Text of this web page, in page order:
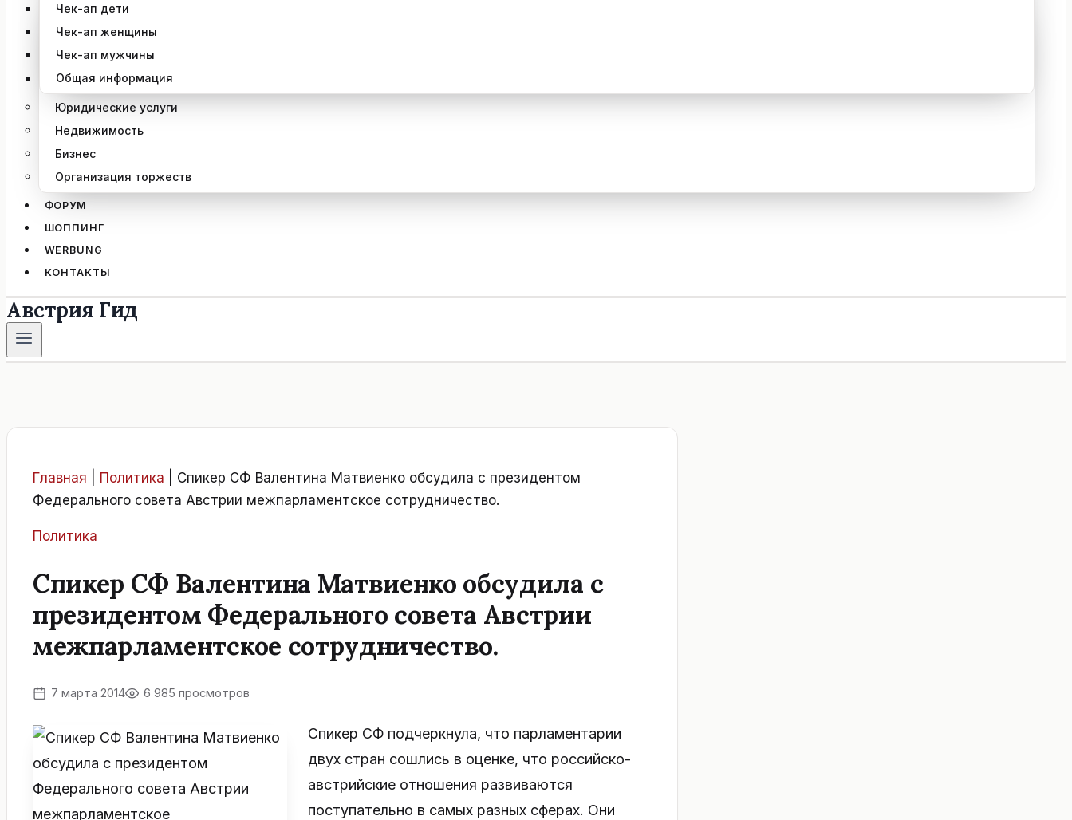
Чек-ап дети
Чек-ап женщины
Чек-ап мужчины
Общая информация
Юридические услуги
Недвижимость
Бизнес
Организация торжеств
ФОРУМ
ШОППИНГ
WERBUNG
КОНТАКТЫ
Австрия Гид
Главная Политика
Спикер СФ Валентина Матвиенко обсудила с президентом
Федерального совета Австрии межпарламентское сотрудничество.
Политика
Спикер СФ Валентина Матвиенко обсудила с
президентом Федерального совета Австрии
межпарламентское сотрудничество.
7 марта 2014 6 985 просмотров
Спикер СФ подчеркнула, что парламентарии
двух стран сошлись в оценке, что российско-
австрийские отношения развиваются
поступательно в самых разных сферах. Они